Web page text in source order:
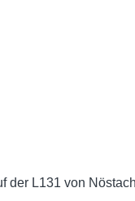
der L131 von